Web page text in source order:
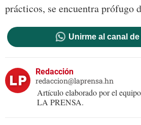
prácticos, se encuentra prófugo
Unirme al canal
Redacción
redaccion@laprensa.hn
Artículo elaborado por el
LA PRENSA.